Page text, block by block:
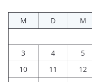
M
D M
3
4 5
10
11 12